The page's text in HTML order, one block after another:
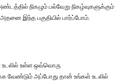
நிகழும் பல்வேறு நிகழ்வுகளுக்கும்
அதனை இந்த பகுதியில் பார்ப்போம்.
உடலில் உள்ள ஒவ்வொரு
வேண்டும் அப்போது தான் உங்கள் உடலில்